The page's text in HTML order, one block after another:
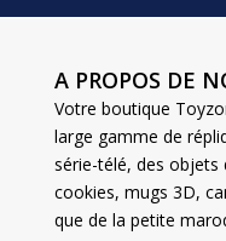
A PROPOS DE
Votre boutique
large gamme de
série-télé, des objets
cookies, mugs 3D,
que de la petite